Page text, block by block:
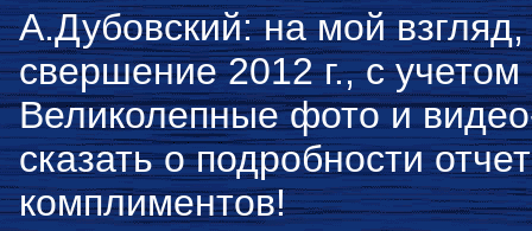
А.Дубовский: на мой
свершение 2012 г., с
Великолепные фото и
сказать о подробности
комплиментов!